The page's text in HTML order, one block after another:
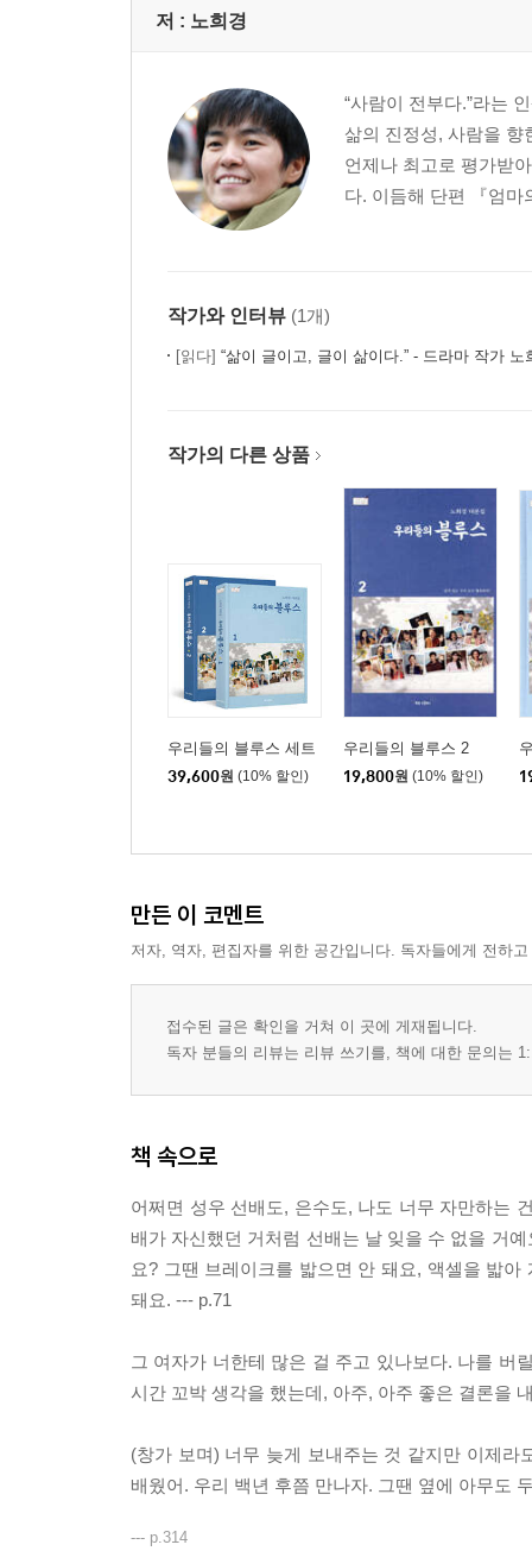
저 : 노희경
“사람이 전부다.”라는
삶의 진정성, 사람을
언제나 최고로 평가받
다. 이듬해 단편 『엄마
작가와 인터뷰 (1개)
[읽다] “삶이 글이고, 글이 삶이다.” - 드라마 작가 노
작가의 다른 상품
우리들의 블루스 세트
39,600원 (10% 할인)
우리들의 블루스 2
19,800원 (10% 할인)
만든 이 코멘트
저자, 역자, 편집자를 위한 공간입니다. 독자들에게 전하
접수된 글은 확인을 거쳐 이 곳에 게재됩니다.
독자 분들의 리뷰는 리뷰 쓰기를, 책에 대한 문의는
책 속으로
어쩌면 성우 선배도, 은수도, 나도 너무 자만하는
배가 자신했던 거처럼 선배는 날 잊을 수 없을 거
요? 그땐 브레이크를 밟으면 안 돼요, 액셀을 밟
돼요. --- p.71
그 여자가 너한테 많은 걸 주고 있나보다. 나를
시간 꼬박 생각을 했는데, 아주, 아주 좋은 결론을
(창가 보며) 너무 늦게 보내주는 것 같지만 이제
배웠어. 우리 백년 후쯤 만나자. 그땐 옆에 아무도
--- p.314